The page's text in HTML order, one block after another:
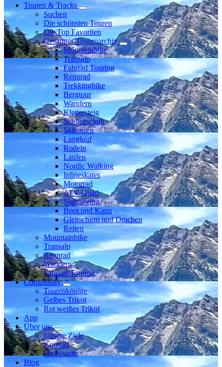
Touren & Tracks
Suchen
Die schönsten Touren
Die Top Favoriten
Gesamtes Tourenarchiv
Mountainbike
Transalp
Fahrrad Touring
Rennrad
Trekkingbike
Bergtour
Wandern
Klettersteig
Schneeschuh
Skitouren
Langlauf
Rodeln
Laufen
Nordic Walking
Inlineskates
Motorrad
ATV-Quad
Sightseeing
Boot und Kanu
Gleitschirm und Drachen
Reiten
Mountainbike
Transalp
Rennrad
Wandern
Fahrrad Touring
Community
Tourenkönige
Gelbes Trikot
Rot weißes Trikot
App
Über uns
Unsere Ziele
Kontakt
Impressum
Blog